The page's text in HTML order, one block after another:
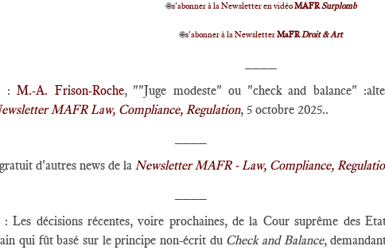
🌐s'abonner à la Newsletter en vidéoMAFRSurplomb
🌐s'abonner à la NewsletterMaFRDroit & Art
: M.-A. Frison-Roche, ""Juge modeste" ou "check and balance"
MAFR Law, Compliance, Regulation, 5 octobre 2025..
d'autres news de la Newsletter MAFR - Law, Compliance,
:Les décisions récentes, voire prochaines, de la Cour suprême des
qui fût basé sur le principe non-écrit du Check and Balance,